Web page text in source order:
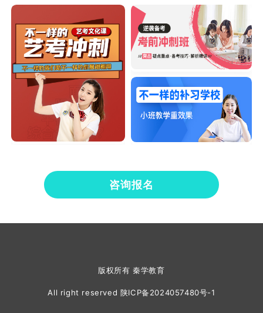
咨询报名
版权所有 秦学教育
All right reserved 陕ICP备2024057480号-1